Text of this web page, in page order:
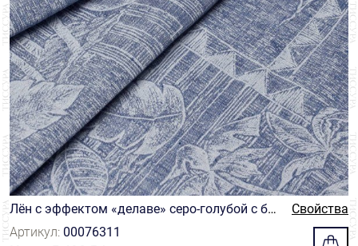
Лён с эффектом «делаве» серо-голубой с бе
лым тропическим принтом
Свойства
Артикул: 00076311